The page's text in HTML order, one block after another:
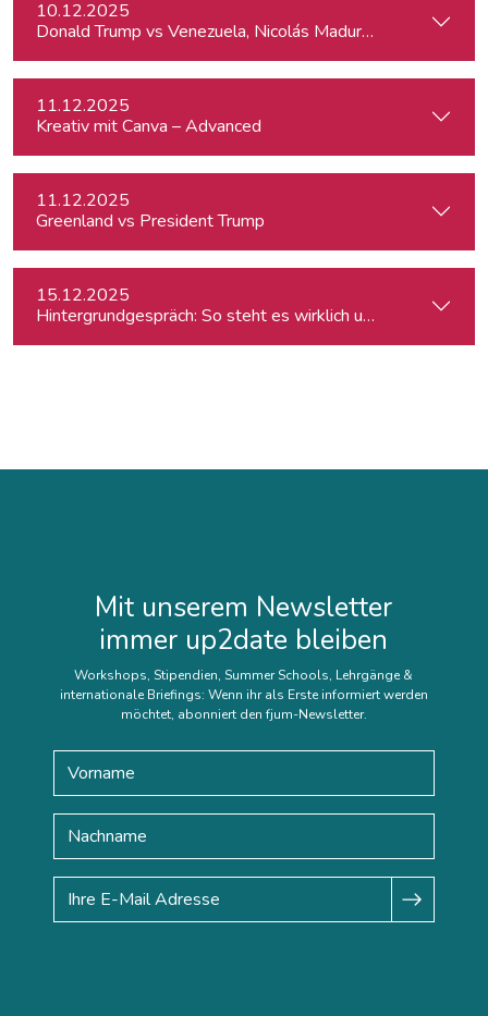
10.12.2025
Donald Trump vs Venezuela, Nicolás Maduro and narco-
11.12.2025
Kreativ mit Canva – Advanced
11.12.2025
Greenland vs President Trump
15.12.2025
Hintergrundgespräch: So steht es wirklich um die
Mit unserem Newsletter
immer up2date bleiben
Workshops, Stipendien, Summer Schools, Lehrgänge &
internationale Briefings: Wenn ihr als Erste informiert werden
möchtet, abonniert den fjum-Newsletter.